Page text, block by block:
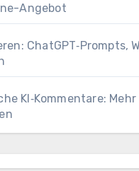
Angebot
ChatGPT‑Prompts,
KI‑Kommentare: